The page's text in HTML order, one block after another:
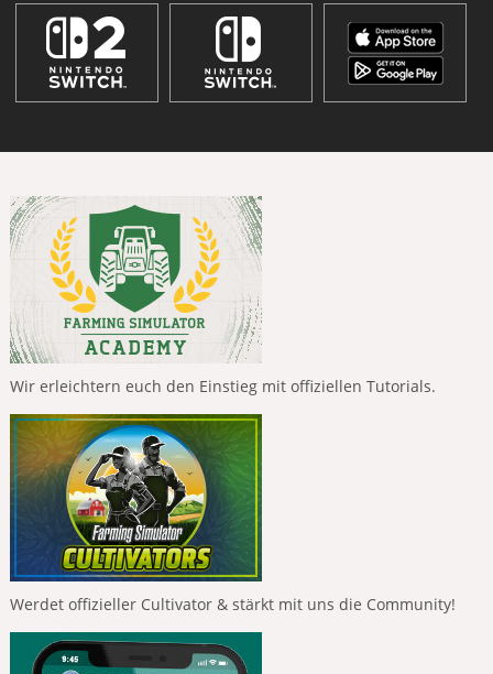
Wir erleichtern euch den Einstieg mit offiziellen Tutorials.
Werdet offizieller Cultivator & stärkt mit uns die Community!